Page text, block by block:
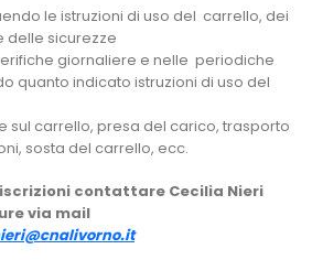
le istruzioni di uso del carrello, dei
delle sicurezze
giornaliere e nelle periodiche
quanto indicato istruzioni di uso del
sul carrello, presa del carico, trasporto
sosta del carrello, ecc.
contattare Cecilia Nieri
via mail